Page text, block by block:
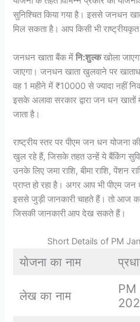
सुनिश्चित किया गया है। इससे जनधन
मिल सकता है। आप किसी भी
जनधन खाता बैंक मेंनि:शुल्कखोला
जाएगा। जनधन खाता खुलवाने पर
वह 1 महीने में ₹10000 से ज्यादा नहीं
इसके अलावा सरकार द्वारा जन धन खातों
जाता है।
राष्ट्रीय स्तर पर पीएम जन धन योजना
खुल रहे हैं, जिसके तहत उन्हें ये बैंकिंग
उनके लिए जमा राशि, बीमा राशि, पेंशन
प्राप्त हो रहा है। अगर आप भी पीएम जन
इससे जुड़ी जानकारी चाहते हैं। तो आज
जिसकी जानकारी आप देख सकते हैं।
Short Details of PM
योजना का नाम
लेख का नाम
PM